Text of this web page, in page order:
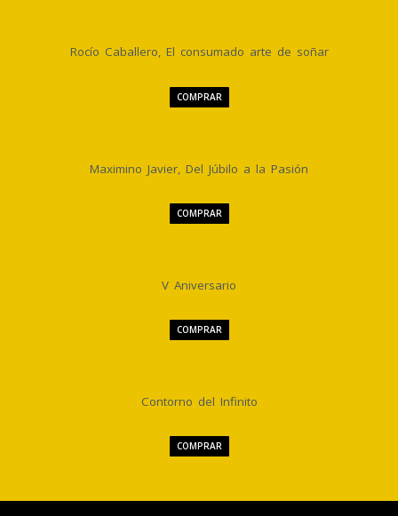
Rocío Caballero, El consumado arte de soñar
COMPRAR
Maximino Javier, Del Júbilo a la Pasión
COMPRAR
V Aniversario
COMPRAR
Contorno del Infinito
COMPRAR